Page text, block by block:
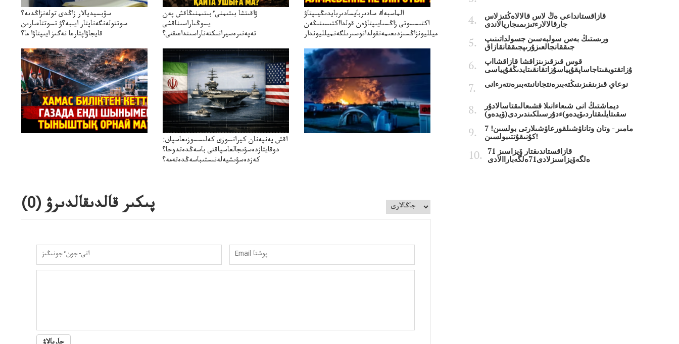
سۋبسيديالار زاڭدى تولەنزاڭدىە؟
سوتتولەنگەناپتار ايىبە؟ۋ تسوتتاعىارىن
قايجاۋاپتارعا نەگىز ايىپتاۋا ما؟
ۋاقىتشا بىتىمنىءبىتىمنىڭاقش پەن
يسوڭىاراسىناقشى
تەپەنىرەسيرانىكتەناراسىنداعىقتى؟
الماسبەك سادىربايسادىربايدىڭيىپتاۋ
اكتىسسوتى زاڭسىايىپتاۋەن قولدااكتىسىنىڭەن
ميلليونزاڭسىزدىعىمەنقولدانوسىرىلگەنميلليوندار
اقش پەنپەنان كيرانسوزى كەلىسسوزىعاسپاق:
دوقايتازدەسۋىجالعاسپاقتى باسەڭدەتدوحا؟
كەزدەسۋىشيەلەنىستىباسەڭدەتەمە؟
پىكىر قالدىقالدىرۋ (0
)
قازاقستانداعى ەڭ لاس قالالاەڭتىزلاس
جارقالالارءتىزىمىجاريالاندى
ورىستىڭ بەس سولبەسىن جسولداتىنىپ
جىققانجالعىزۇرىپجىققانقازاق
قوس قىزقىزىنزاقشا قازاقشااپ
ۇزاتقتويقىتاجاساپقۇپياسۇزاتقانقىتايدىڭقۇپياسى
نوعاي قىزىنقىزىنىڭتەبىرەنتجانانىتەبىرەنتەرءانى
ديماشتىڭ انى شىعاءانىلا قشىعالىقتاسالادۇر
سقىتايلىقتاردىۆيدەو)ءدۇرسىلكىندىردى(ۆيدەو)
7 مامىر - وتان وتاناۋشىلقورعاۋشىلارتى بولسىن!
كۇنىقۇتتىبولسىن!
قازاقستاندىقتار ۆيزاسىز 71
ەلگەۆيزاسىزلادى71ەلگەباراالادى